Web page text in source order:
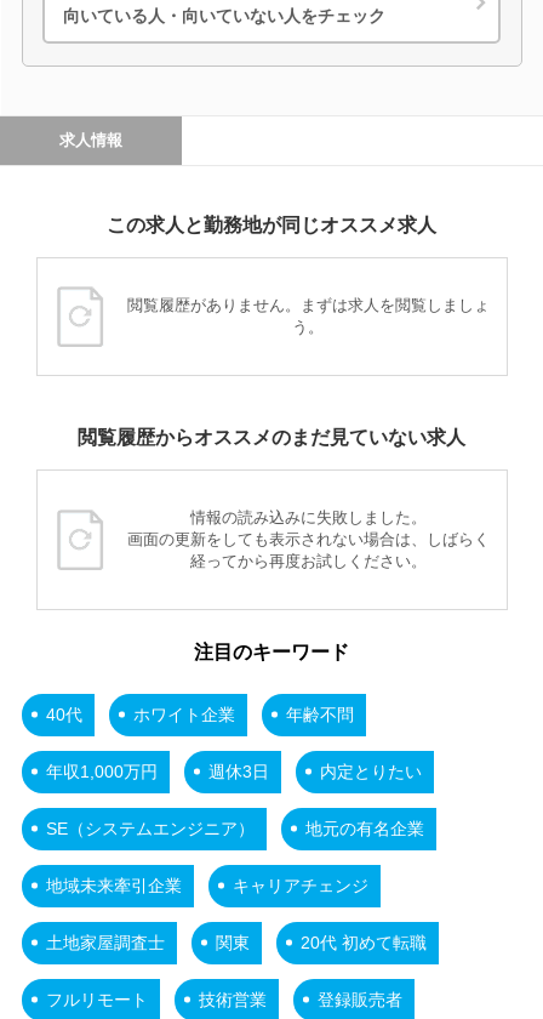
向いている人・向いていない人をチェック
求人情報
この求人と勤務地が同じオススメ求人
閲覧履歴がありません。まずは求人を閲覧しましょ
う。
閲覧履歴からオススメのまだ見ていない求人
情報の読み込みに失敗しました。
画面の更新をしても表示されない場合は、しばらく
経ってから再度お試しください。
注目のキーワード
40代 ホワイト企業 年齢不問
年収1,000万円 週休3日 内定とりたい
SE（システムエンジニア） 地元の有名企業
地域未来牽引企業 キャリアチェンジ
土地家屋調査士 関東 20代 初めて転職
フルリモート 技術営業 登録販売者